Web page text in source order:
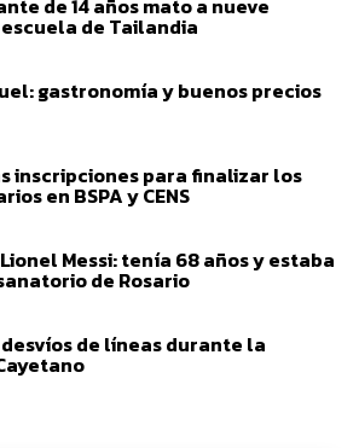
de 14 años mato a nueve
de Tailandia
gastronomía y buenos precios
inscripciones para finalizar los
en BSPA y CENS
Messi: tenía 68 años y estaba
de Rosario
de líneas durante la